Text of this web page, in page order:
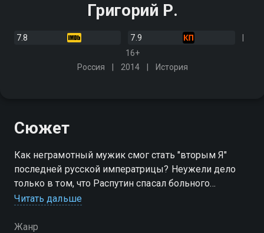
Григорий Р.
7.8
7.9
16+
Россия
2014 История
Сюжет
Как неграмотный мужик смог стать "вторым Я"
последней русской императрицы? Неужели дело
только в том, что Распутин спасал больного
наследника престола? Или была какая-то иная
человека?
Читать дальше
Жанр